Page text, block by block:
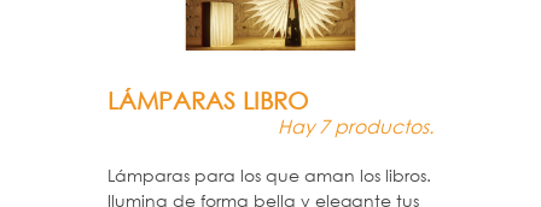
LÁMPARAS LIBRO
Hay 7 productos.
Lámparas para los que aman los libros.
Ilumina de forma bella y elegante tus